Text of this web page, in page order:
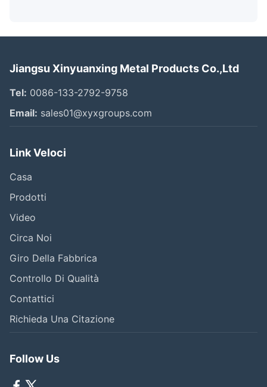
Jiangsu Xinyuanxing Metal Products Co.,Ltd
Tel: 0086-133-2792-9758
Email: sales01@xyxgroups.com
Link Veloci
Casa
Prodotti
Video
Circa Noi
Giro Della Fabbrica
Controllo Di Qualità
Contattici
Richieda Una Citazione
Follow Us